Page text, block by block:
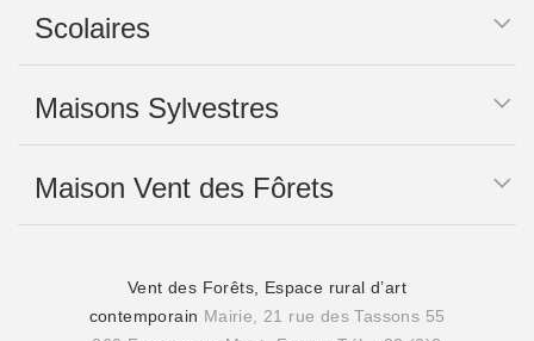
Scolaires
Maisons Sylvestres
Maison Vent des Fôrets
Vent des Forêts, Espace rural d’art
contemporain Mairie, 21 rue des Tassons 55